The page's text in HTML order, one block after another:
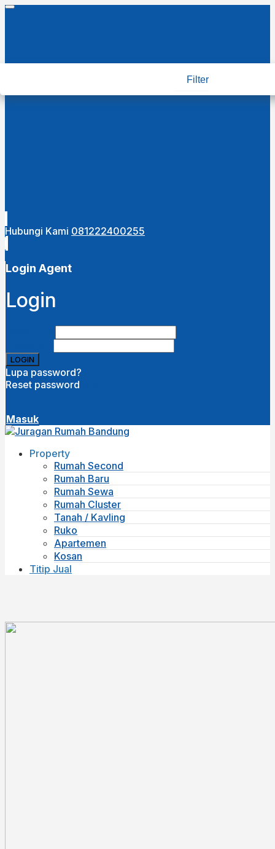
Hubungi Kami 081222400255
Login Agent
Login
Lupa password?
Reset password
Masuk
Property
Rumah Second
Rumah Baru
Rumah Sewa
Rumah Cluster
Tanah / Kavling
Ruko
Apartemen
Kosan
Titip Jual
Filter